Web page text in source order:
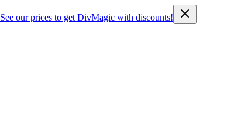
See our prices to get DivMagic with discounts!